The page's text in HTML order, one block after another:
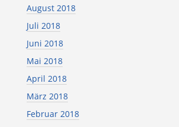
August 2018
Juli 2018
Juni 2018
Mai 2018
April 2018
März 2018
Februar 2018